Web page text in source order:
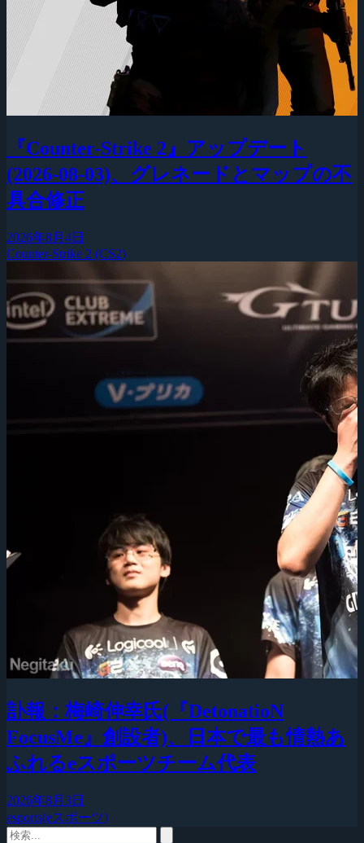
『Counter-Strike 2』アップデート
(2026-08-03)、グレネードとマップの不
具合修正
2026年8月4日
Counter-Strike 2 (CS2)
訃報：梅崎伸幸氏(『DetonatioN
FocusMe』創設者)、日本で最も情熱あ
ふれるeスポーツチーム代表
2026年8月3日
esports(eスポーツ)